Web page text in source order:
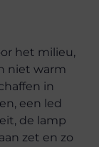
het milieu,
niet warm
in
een led
de lamp
zet en zo